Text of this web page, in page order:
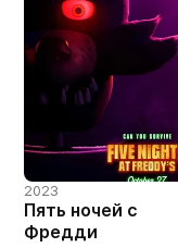
2023
Пять ночей с
Фредди